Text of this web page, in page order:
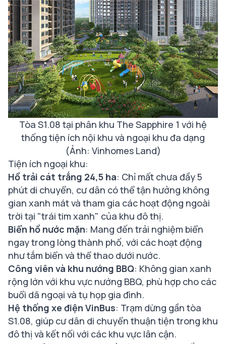
Tòa S1.08 tại phân khu The Sapphire 1 với hệ
thống tiện ích nội khu và ngoại khu đa dạng
(Ảnh: Vinhomes Land)
Tiện ích ngoại khu:
Hồ trải cát trắng 24,5 ha: Chỉ mất chưa đầy 5
phút di chuyển, cư dân có thể tận hưởng không
gian xanh mát và tham gia các hoạt động ngoài
trời tại "trái tim xanh" của khu đô thị.
Biển hồ nước mặn: Mang đến trải nghiệm biển
ngay trong lòng thành phố, với các hoạt động
như tắm biển và thể thao dưới nước.
Công viên và khu nướng BBQ: Không gian xanh
rộng lớn với khu vực nướng BBQ, phù hợp cho các
buổi dã ngoại và tụ họp gia đình.
Hệ thống xe điện VinBus: Trạm dừng gần tòa
S1.08, giúp cư dân di chuyển thuận tiện trong khu
đô thị và kết nối với các khu vực lân cận.